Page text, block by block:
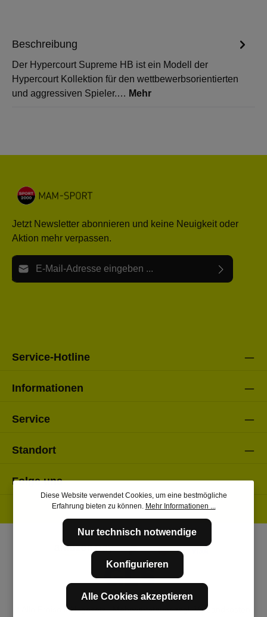
Beschreibung
Der Hypercourt Supreme HB ist ein Modell der
Hypercourt Kollektion für den wettbewerbsorientierten
und aggressiven Spieler.… Mehr
Jetzt Newsletter abonnieren und keine Neuigkeit oder
Aktion mehr verpassen.
E-Mail-Adresse*
Service-Hotline
Informationen
Service
Standort
Folge uns
* Alle Preise inkl. gesetzl. Mehrwertsteuer zzgl.Versandkosten
Diese Website verwendet Cookies, um eine bestmögliche
Erfahrung bieten zu können. Mehr Informationen ...
Nur technisch notwendige
Konfigurieren
Alle Cookies akzeptieren